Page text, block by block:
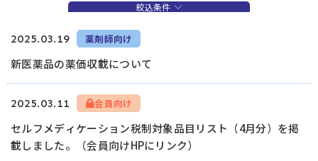
会員のみなさまへ
薬剤師を目指す方へ
絞込条件
2025.03.19 薬剤師向け
新医薬品の薬価収載について
2025.03.11 会員向け
セルフメディケーション税制対象品目リスト（4月分）を掲
載しました。（会員向けHPにリンク）